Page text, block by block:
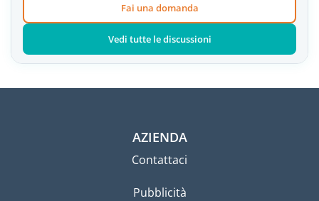
Fai una domanda
Vedi tutte le discussioni
AZIENDA
Contattaci
Pubblicità